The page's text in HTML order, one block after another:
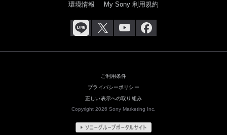
環境情報
My Sony 利用規約
ご利用条件
プライバシーポリシー
正しい表示への取り組み
Copyright 2026 Sony Marketing Inc.